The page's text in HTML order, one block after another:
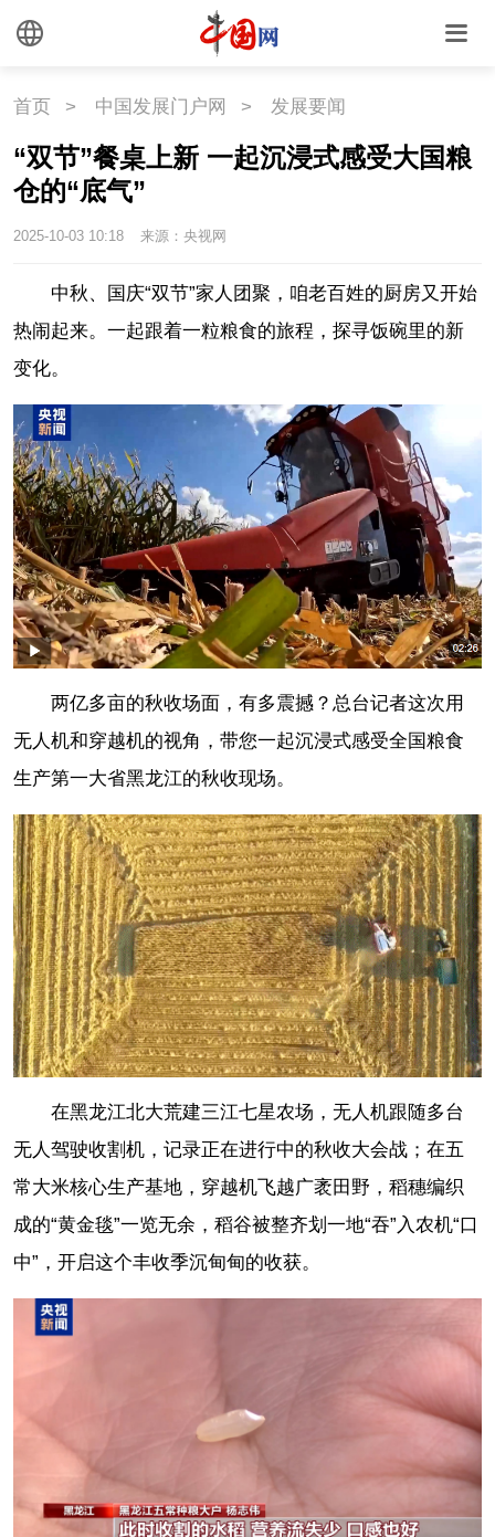
首页 > 中国发展门户网 > 发展要闻
“双节”餐桌上新 一起沉浸式感受大国粮
仓的“底气”
2025-10-03 10:18 来源：央视网
中秋、国庆“双节”家人团聚，咱老百姓的厨房又开始
热闹起来。一起跟着一粒粮食的旅程，探寻饭碗里的新
变化。
两亿多亩的秋收场面，有多震撼？总台记者这次用
无人机和穿越机的视角，带您一起沉浸式感受全国粮食
生产第一大省黑龙江的秋收现场。
在黑龙江北大荒建三江七星农场，无人机跟随多台
无人驾驶收割机，记录正在进行中的秋收大会战；在五
常大米核心生产基地，穿越机飞越广袤田野，稻穗编织
成的“黄金毯”一览无余，稻谷被整齐划一地“吞”入农机“口
中”，开启这个丰收季沉甸甸的收获。